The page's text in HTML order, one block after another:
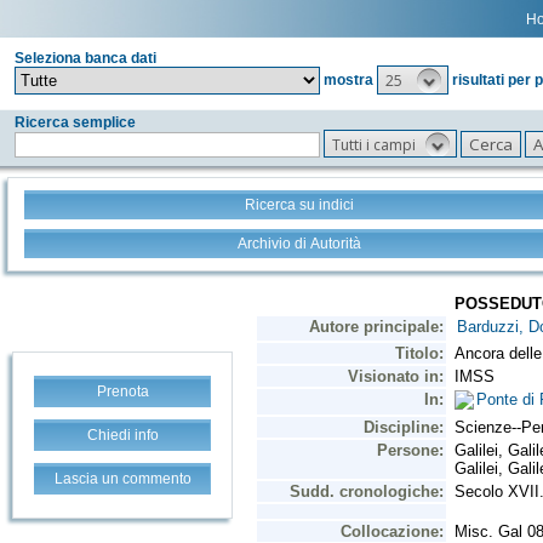
Seleziona banca dati
mostra
25 risultati per
Ricerca semplice
Tutti i campi
Ricerca su indici
Archivio di Autorità
Prenota
Chiedi info
Lascia un commento